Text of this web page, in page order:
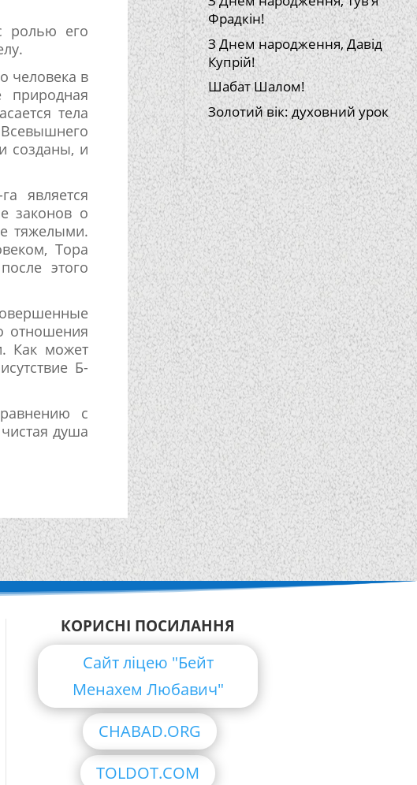
ролью его
человека в
тела
созданы, и
является
законов о
тяжелыми.
Тора
этого
отношения
Как может
Б-
с
душа
Фрадкін!
З Днем народження, Давід
Купрій!
Шабат Шалом!
Золотий вік: духовний урок
КОРИСНІ ПОСИЛАННЯ
Сайт ліцею "Бейт
Менахем Любавич"
CHABAD.ORG
TOLDOT.COM